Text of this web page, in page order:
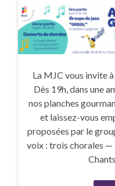
La MJC vous invite
Dès 19h, dans une
nos planches
et laissez-vous
proposées par le
voix : trois chorales —